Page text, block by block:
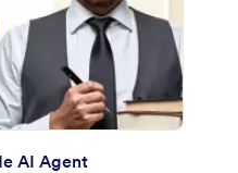
AI Agent